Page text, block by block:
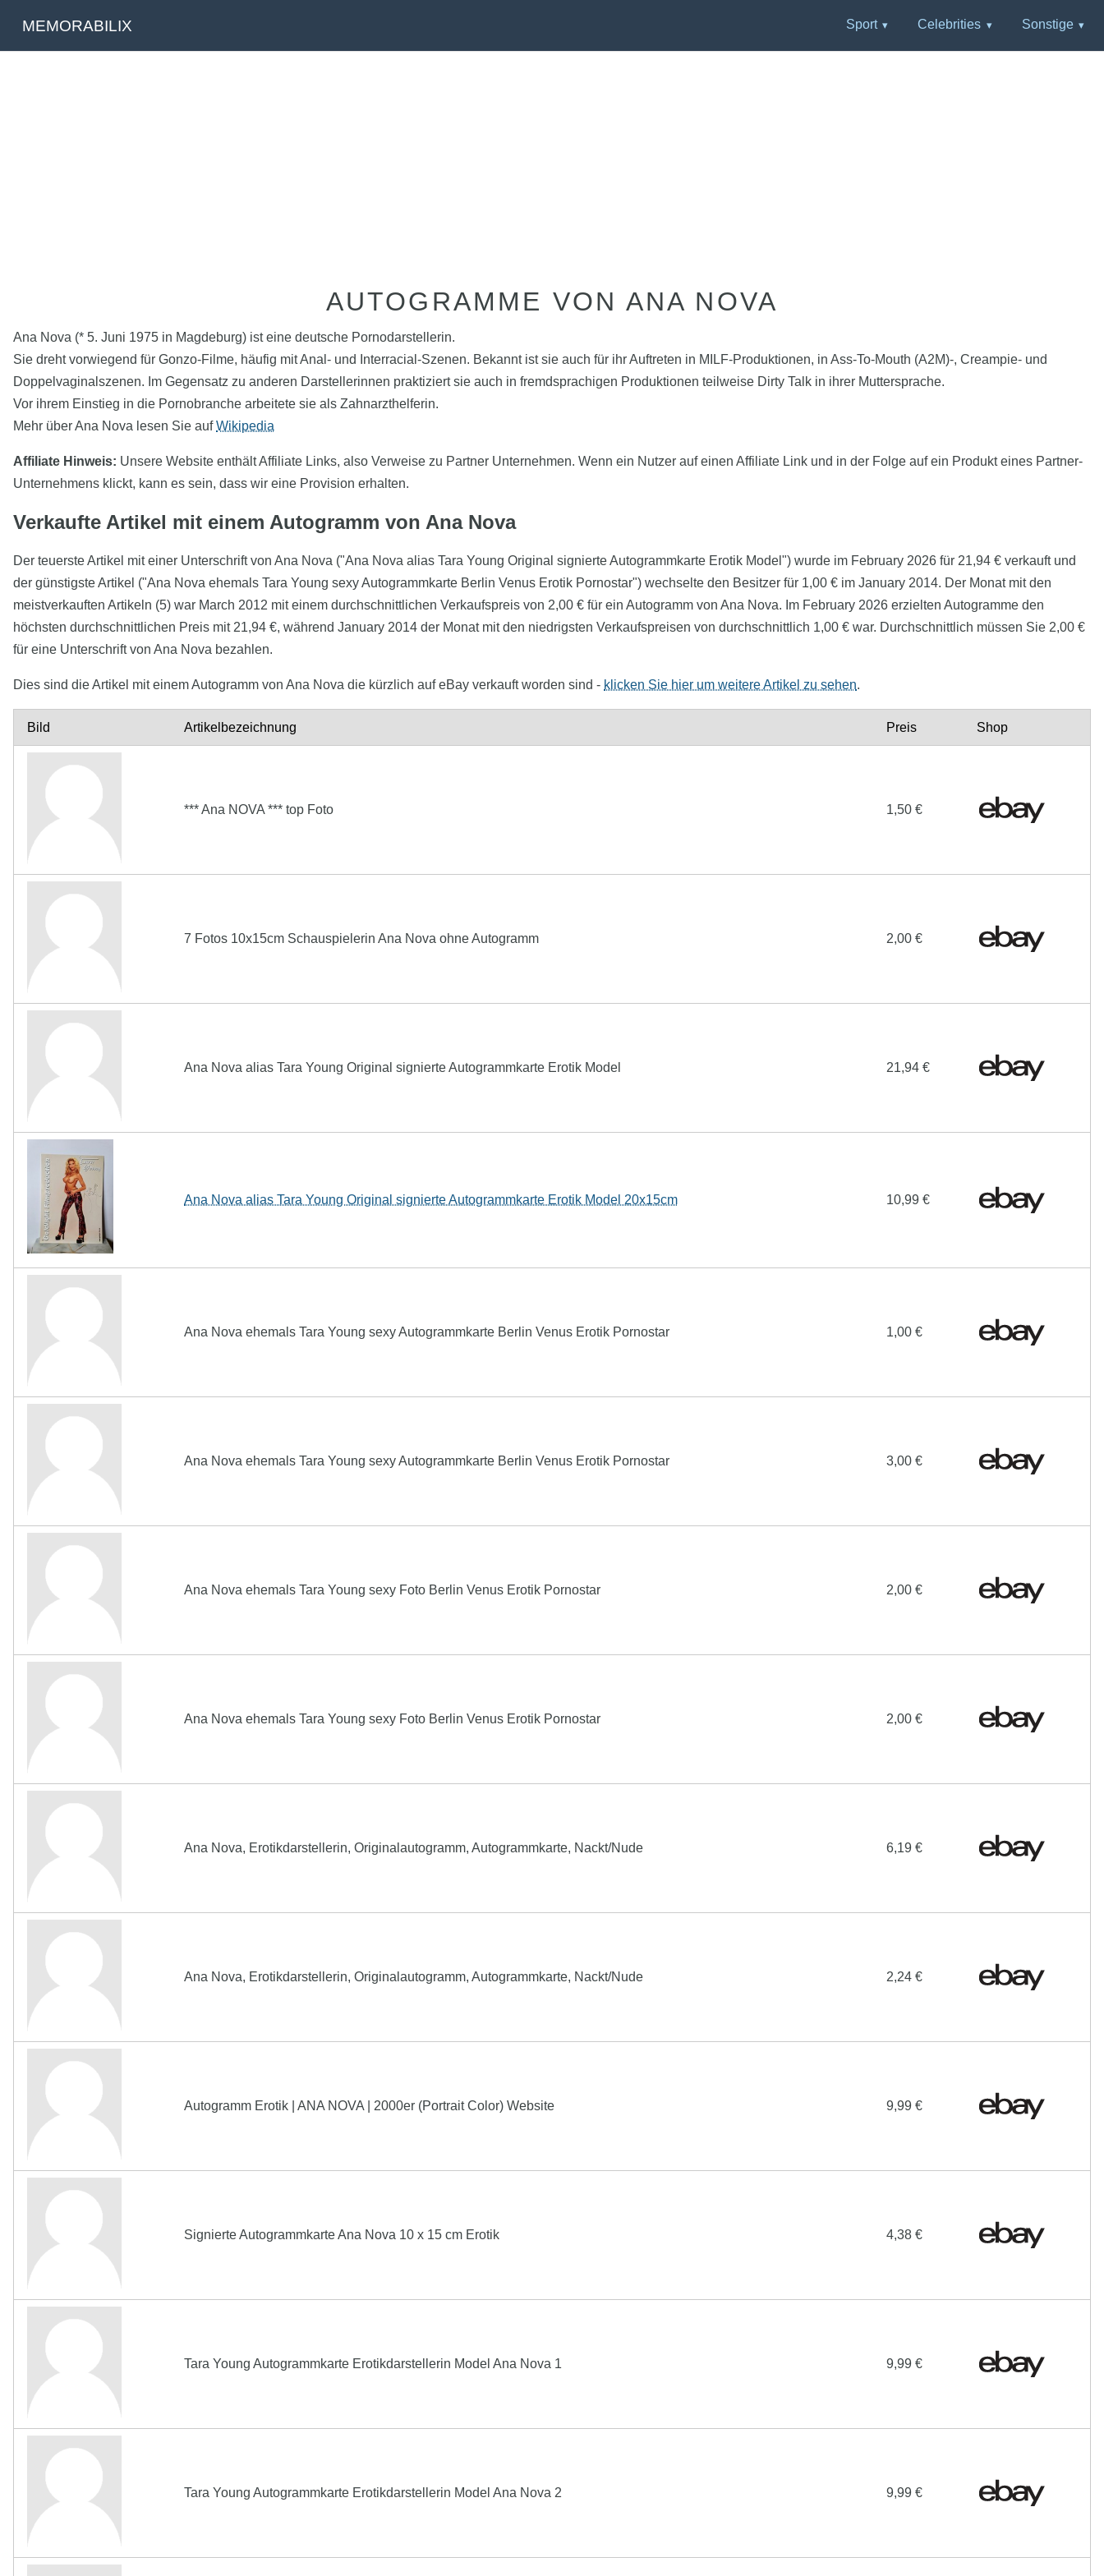
MEMORABILIX Sport Celebrities Sonstige
AUTOGRAMME VON ANA NOVA
Ana Nova (* 5. Juni 1975 in Magdeburg) ist eine deutsche Pornodarstellerin.
Sie dreht vorwiegend für Gonzo-Filme, häufig mit Anal- und Interracial-Szenen. Bekannt ist sie auch für ihr Auftreten in MILF-Produktionen, in Ass-To-Mouth (A2M)-, Creampie- und
Doppelvaginalszenen. Im Gegensatz zu anderen Darstellerinnen praktiziert sie auch in fremdsprachigen Produktionen teilweise Dirty Talk in ihrer Muttersprache.
Vor ihrem Einstieg in die Pornobranche arbeitete sie als Zahnarzthelferin.
Mehr über Ana Nova lesen Sie aufWikipedia
Affiliate Hinweis: Unsere Website enthält Affiliate Links, also Verweise zu Partner Unternehmen. Wenn ein Nutzer auf einen Affiliate Link und in der Folge auf ein Produkt eines Partner-
Unternehmens klickt, kann es sein, dass wir eine Provision erhalten.
Verkaufte Artikel mit einem Autogramm von Ana Nova
Der teuerste Artikel mit einer Unterschrift von Ana Nova ("Ana Nova alias Tara Young Original signierte Autogrammkarte Erotik Model") wurde im February 2026 für 21,94 € verkauft und
der günstigste Artikel ("Ana Nova ehemals Tara Young sexy Autogrammkarte Berlin Venus Erotik Pornostar") wechselte den Besitzer für 1,00 € im January 2014. Der Monat mit den
meistverkauften Artikeln (5) war March 2012 mit einem durchschnittlichen Verkaufspreis von 2,00 € für ein Autogramm von Ana Nova. Im February 2026 erzielten Autogramme den
höchsten durchschnittlichen Preis mit 21,94 €, während January 2014 der Monat mit den niedrigsten Verkaufspreisen von durchschnittlich 1,00 € war. Durchschnittlich müssen Sie 2,00 €
für eine Unterschrift von Ana Nova bezahlen.
Dies sind die Artikel mit einem Autogramm von Ana Nova die kürzlich auf eBay verkauft worden sind - klicken Sie hier um weitere Artikel zu sehen.
Bild Artikelbezeichnung Preis Shop
*** Ana NOVA *** top Foto 1,50 €
7 Fotos 10x15cm Schauspielerin Ana Nova ohne Autogramm 2,00 €
Ana Nova alias Tara Young Original signierte Autogrammkarte Erotik Model 21,94 €
Ana Nova alias Tara Young Original signierte Autogrammkarte Erotik Model 20x15cm 10,99 €
Ana Nova ehemals Tara Young sexy Autogrammkarte Berlin Venus Erotik Pornostar 1,00 €
Ana Nova ehemals Tara Young sexy Autogrammkarte Berlin Venus Erotik Pornostar 3,00 €
Ana Nova ehemals Tara Young sexy Foto Berlin Venus Erotik Pornostar 2,00 €
Ana Nova ehemals Tara Young sexy Foto Berlin Venus Erotik Pornostar 2,00 €
Ana Nova, Erotikdarstellerin, Originalautogramm, Autogrammkarte, Nackt/Nude 6,19 €
Ana Nova, Erotikdarstellerin, Originalautogramm, Autogrammkarte, Nackt/Nude 2,24 €
Autogramm Erotik | ANA NOVA | 2000er (Portrait Color) Website 9,99 €
Signierte Autogrammkarte Ana Nova 10 x 15 cm Erotik 4,38 €
Tara Young Autogrammkarte Erotikdarstellerin Model Ana Nova 1 9,99 €
Tara Young Autogrammkarte Erotikdarstellerin Model Ana Nova 2 9,99 €